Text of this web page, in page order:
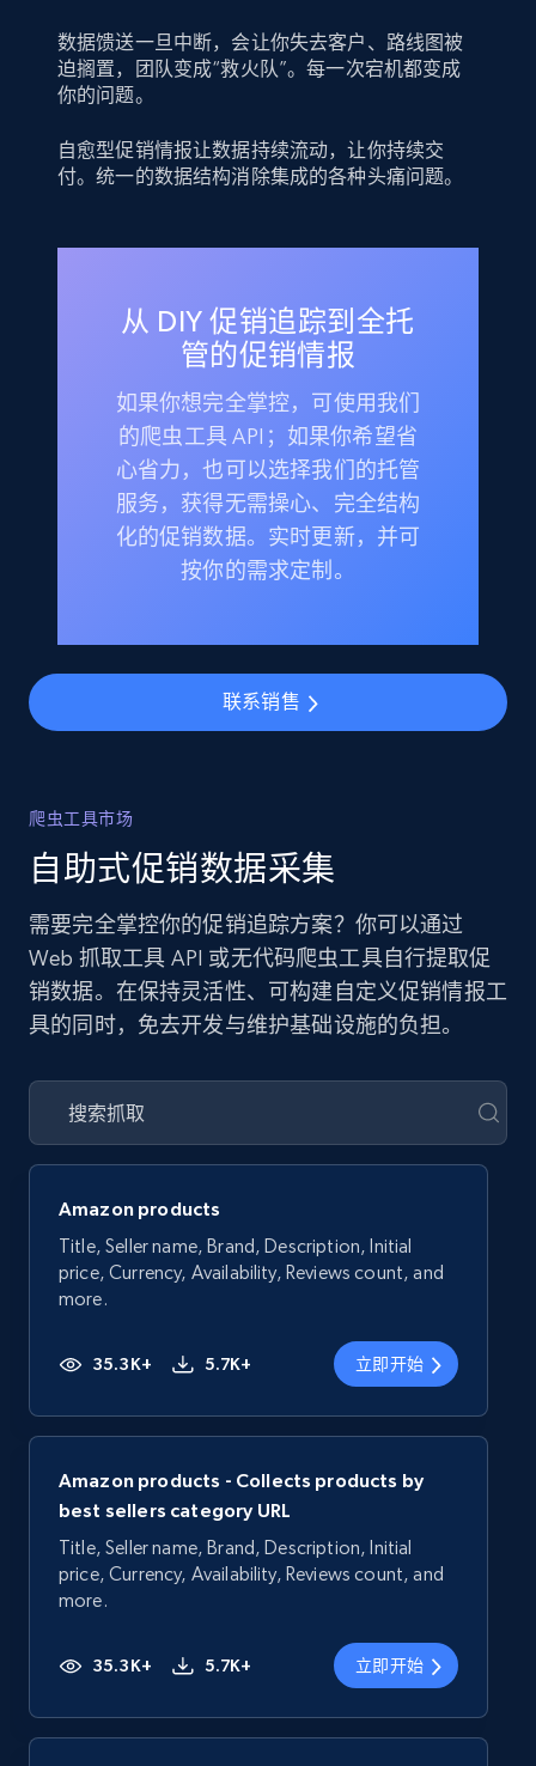
数据馈送一旦中断，会让你失去客户、路线图被
迫搁置，团队变成“救火队”。每一次宕机都变成
你的问题。
自愈型促销情报让数据持续流动，让你持续交
付。统一的数据结构消除集成的各种头痛问题。
从 DIY 促销追踪到全托
管的促销情报
如果你想完全掌控，可使用我们
的爬虫工具 API；如果你希望省
心省力，也可以选择我们的托管
服务，获得无需操心、完全结构
化的促销数据。实时更新，并可
按你的需求定制。
联系销售
爬虫工具市场
自助式促销数据采集
需要完全掌控你的促销追踪方案？你可以通过
Web 抓取工具 API 或无代码爬虫工具自行提取促
销数据。在保持灵活性、可构建自定义促销情报工
具的同时，免去开发与维护基础设施的负担。
Amazon products
Title, Seller name, Brand, Description, Initial
price, Currency, Availability, Reviews count, and
more.
35.3K+ 5.7K+ 立即开始
Amazon products - Collects products by
best sellers category URL
Title, Seller name, Brand, Description, Initial
price, Currency, Availability, Reviews count, and
more.
35.3K+ 5.7K+ 立即开始